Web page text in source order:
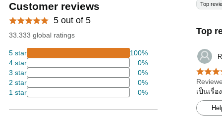
Customer reviews
5 out of 5
33.333 global ratings
5 star
100%
4 star
0%
3 star
0%
2 star
0%
1 star
0%
Top
Top
เป็นเรื่